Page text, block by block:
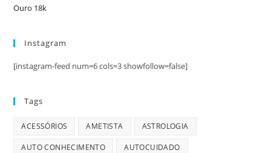
Ouro 18k
Instagram
[instagram-feed num=6 cols=3 showfollow=false]
Tags
ACESSÓRIOS AMETISTA ASTROLOGIA
AUTO CONHECIMENTO AUTOCUIDADO